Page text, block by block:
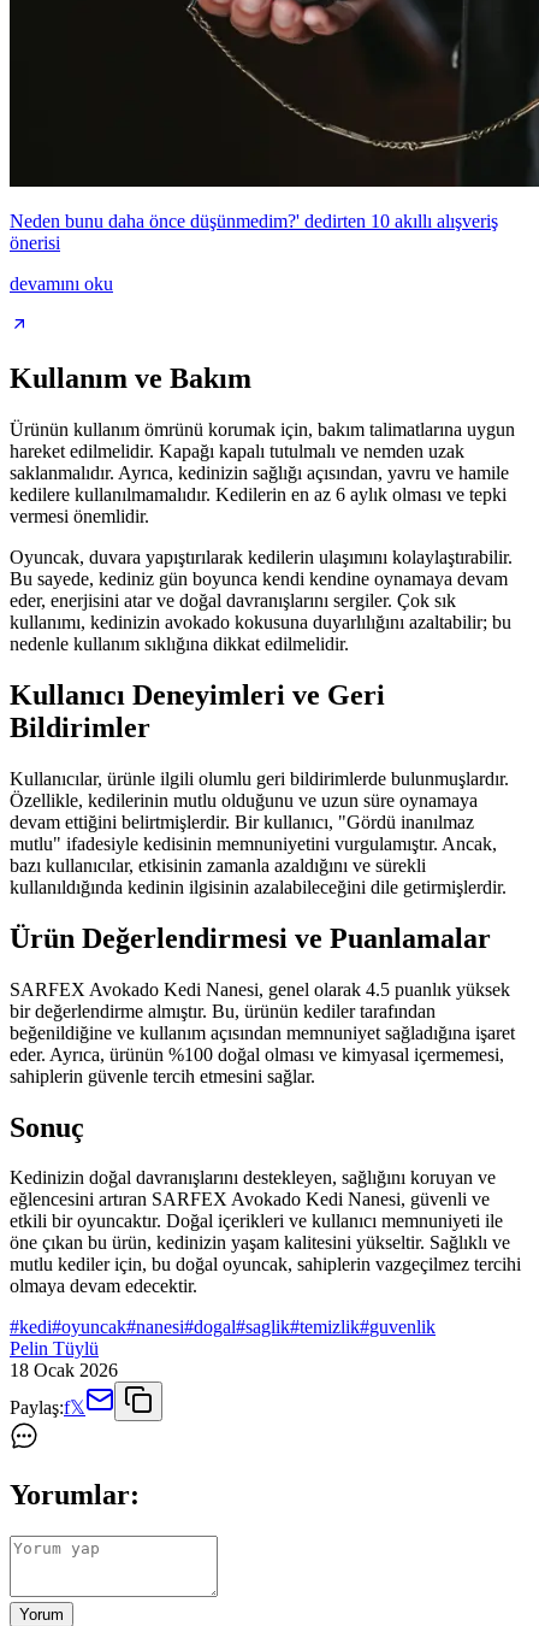
Neden bunu daha önce düşünmedim?' dedirten 10 akıllı alışveriş
önerisi
devamını oku
Kullanım ve Bakım
Ürünün kullanım ömrünü korumak için, bakım talimatlarına uygun
hareket edilmelidir. Kapağı kapalı tutulmalı ve nemden uzak
saklanmalıdır. Ayrıca, kedinizin sağlığı açısından, yavru ve hamile
kedilere kullanılmamalıdır. Kedilerin en az 6 aylık olması ve tepki
vermesi önemlidir.
Oyuncak, duvara yapıştırılarak kedilerin ulaşımını kolaylaştırabilir.
Bu sayede, kediniz gün boyunca kendi kendine oynamaya devam
eder, enerjisini atar ve doğal davranışlarını sergiler. Çok sık
kullanımı, kedinizin avokado kokusuna duyarlılığını azaltabilir; bu
nedenle kullanım sıklığına dikkat edilmelidir.
Kullanıcı Deneyimleri ve Geri
Bildirimler
Kullanıcılar, ürünle ilgili olumlu geri bildirimlerde bulunmuşlardır.
Özellikle, kedilerinin mutlu olduğunu ve uzun süre oynamaya
devam ettiğini belirtmişlerdir. Bir kullanıcı, "Gördü inanılmaz
mutlu" ifadesiyle kedisinin memnuniyetini vurgulamıştır. Ancak,
bazı kullanıcılar, etkisinin zamanla azaldığını ve sürekli
kullanıldığında kedinin ilgisinin azalabileceğini dile getirmişlerdir.
Ürün Değerlendirmesi ve Puanlamalar
SARFEX Avokado Kedi Nanesi, genel olarak 4.5 puanlık yüksek
bir değerlendirme almıştır. Bu, ürünün kediler tarafından
beğenildiğine ve kullanım açısından memnuniyet sağladığına işaret
eder. Ayrıca, ürünün %100 doğal olması ve kimyasal içermemesi,
sahiplerin güvenle tercih etmesini sağlar.
Sonuç
Kedinizin doğal davranışlarını destekleyen, sağlığını koruyan ve
eğlencesini artıran SARFEX Avokado Kedi Nanesi, güvenli ve
etkili bir oyuncaktır. Doğal içerikleri ve kullanıcı memnuniyeti ile
öne çıkan bu ürün, kedinizin yaşam kalitesini yükseltir. Sağlıklı ve
mutlu kediler için, bu doğal oyuncak, sahiplerin vazgeçilmez tercihi
olmaya devam edecektir.
#kedi#oyuncak#nanesi#dogal#saglik#temizlik#guvenlik
Pelin Tüylü
18 Ocak 2026
Paylaş:f𝕏
Yorumlar:
Yorum